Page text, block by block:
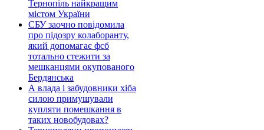
Тернопіль найкращим
містом України
СБУ заочно повідомила
про підозру колаборанту,
який допомагає фсб
тотально стежити за
мешканцями окупованого
Бердянська
А влада і забудовники хіба
силою примушували
купляти помешкання в
таких новобудовах?